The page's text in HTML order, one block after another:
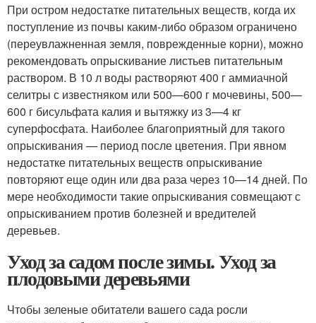
При остром недостатке питательных веществ, когда их
поступление из почвы каким-либо образом ограничено
(переувлажненная земля, поврежденные корни), можно
рекомендовать опрыскивание листьев питательным
раствором. В 10 л воды растворяют 400 г аммиачной
селитры с известняком или 500—600 г мочевины, 500—
600 г бисульфата калия и вытяжку из 3—4 кг
суперфосфата. Наиболее благоприятный для такого
опрыскивания — период после цветения. При явном
недостатке питательных веществ опрыскивание
повторяют еще один или два раза через 10—14 дней. По
мере необходимости такие опрыскивания совмещают с
опрыскиванием против болезней и вредителей
деревьев.
Уход за садом после зимы. Уход за
плодовыми деревьями
Чтобы зеленые обитатели вашего сада росли